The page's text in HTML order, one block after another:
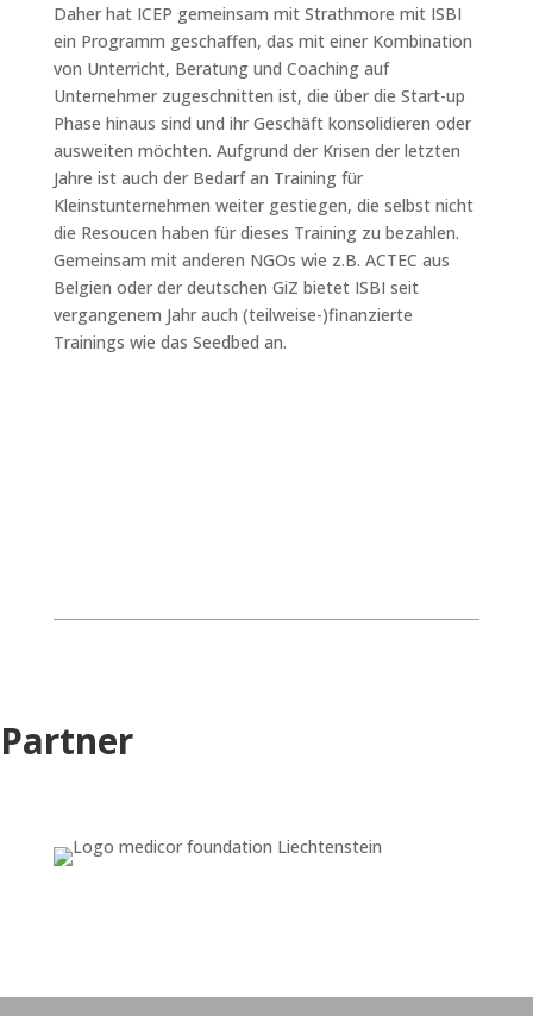
Daher hat ICEP gemeinsam mit Strathmore mit ISBI
ein Programm geschaffen, das mit einer Kombination
von Unterricht, Beratung und Coaching auf
Unternehmer zugeschnitten ist, die über die Start-up
Phase hinaus sind und ihr Geschäft konsolidieren oder
ausweiten möchten. Aufgrund der Krisen der letzten
Jahre ist auch der Bedarf an Training für
Kleinstunternehmen weiter gestiegen, die selbst nicht
die Resoucen haben für dieses Training zu bezahlen.
Gemeinsam mit anderen NGOs wie z.B. ACTEC aus
Belgien oder der deutschen GiZ bietet ISBI seit
vergangenem Jahr auch (teilweise-)finanzierte
Trainings wie das Seedbed an.
Partner